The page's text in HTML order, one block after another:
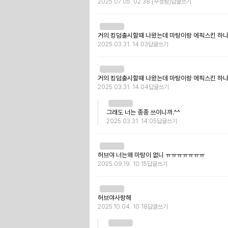
2025.07.05. 02:38 (수정됨)답글쓰기
거의 킹덤출시할때 나왔는데 마탕이랑 에픽스킨 하
2025.03.31. 14:03답글쓰기
거의 킹덤출시할때 나왔는데 마탕이랑 에픽스킨 하
2025.03.31. 14:04답글쓰기
그래도 너는 종종 쓰이니까.^^
2025.03.31. 14:05답글쓰기
허브야 너는왜 마탕이 없니 ㅠㅠㅠㅠㅠㅠㅠ
2025.09.19. 10:15답글쓰기
허브야사랑해
2025.10.04. 10:18답글쓰기